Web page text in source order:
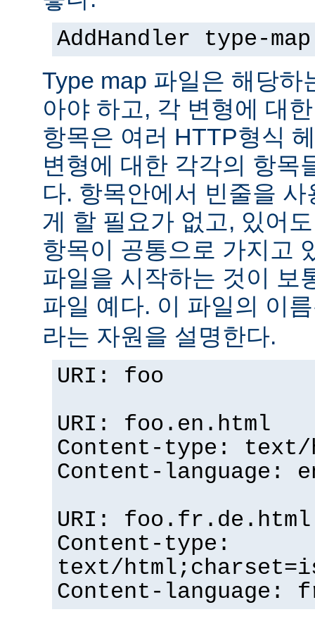
AddHandler type-
Type map 파일은 해당하
아야 하고, 각 변형에 대
항목은 여러 HTTP형식
변형에 대한 각각의 항목
다. 항목안에서 빈줄을
게 할 필요가 없고, 있어
항목이 공통으로 가지고
파일을 시작하는 것이 보
파일 예다. 이 파일의 이
라는 자원을 설명한다.
URI: foo
URI: foo.en.html
Content-type: text/
Content-language:
URI: foo.fr.de.html
Content-type:
text/
Content-language: